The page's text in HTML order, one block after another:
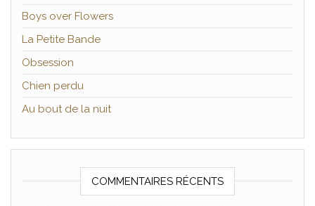
Boys over Flowers
La Petite Bande
Obsession
Chien perdu
Au bout de la nuit
COMMENTAIRES RÉCENTS